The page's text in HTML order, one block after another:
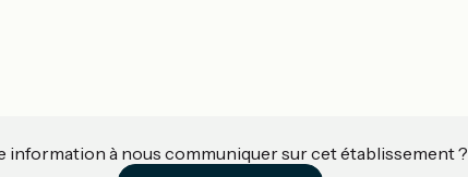
information à nous communiquer sur cet établissement ?